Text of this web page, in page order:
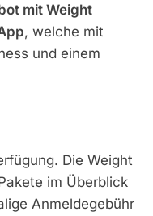
mit Weight
, welche mit
und einem
Die Weight
im Überblick
Anmeldegebühr